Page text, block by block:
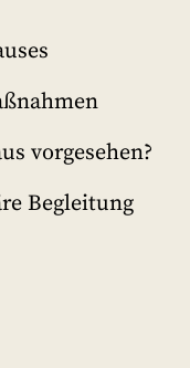
vorgesehen?
Begleitung